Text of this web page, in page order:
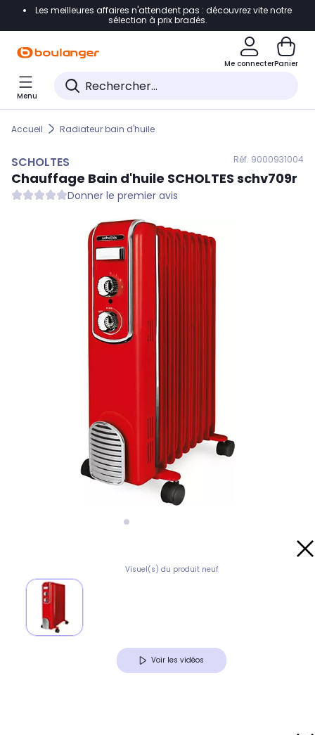
Accéder directement à la navigation
Accéder directement au pied de page
Accéder directement au chatbot
Les meilleures affaires n'attendent pas : découvrez vite notre
sélection à prix bradés.
Me connecterPanier
Menu
Accueil Radiateur bain d'huile
SCHOLTES Réf. 9000931004
Chauffage Bain d'huile SCHOLTES schv709r
Donner le premier avis
Visuel(s) du produit neuf
Voir les vidéos